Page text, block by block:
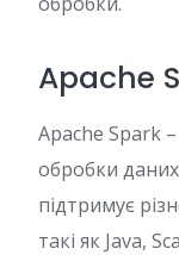
Apache
Apache Spark
обробки
підтримує
такі як Java,